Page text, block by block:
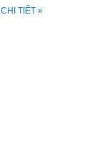
CHI TIẾT »